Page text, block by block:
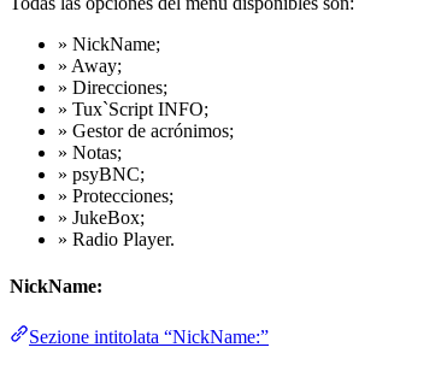
» NickName;
» Away;
» Direcciones;
» Tux`Script INFO;
» Gestor de acrónimos;
» Notas;
» psyBNC;
» Protecciones;
» JukeBox;
» Radio Player.
NickName:
Sezione intitolata “NickName:”